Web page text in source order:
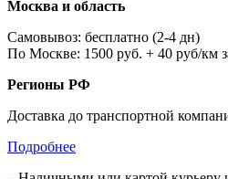
Москва и область
Самовывоз: бесплатно (2-4 дн)
По Москве: 1500 руб. + 40 руб/
Регионы РФ
Доставка до транспортной
Подробнее